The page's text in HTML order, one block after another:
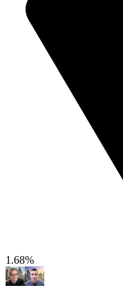
1.68%